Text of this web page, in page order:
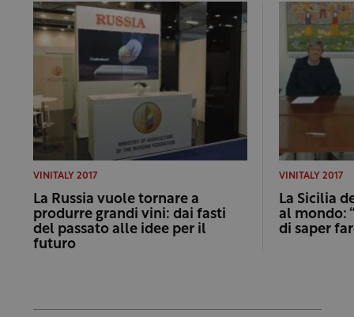
VINITALY 2017
La Russia vuole tornare a
produrre grandi vini: dai fasti
del passato alle idee per il
futuro
VINITALY 2017
La Sicilia
al mondo:
di saper